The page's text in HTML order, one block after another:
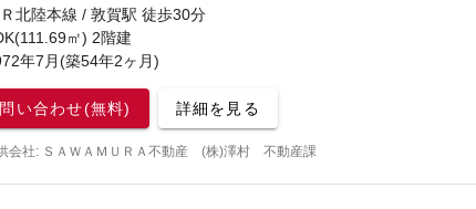
Ｒ北陸本線 / 敦賀駅 徒歩30分
㎡) 2階建
年7月(築54年2ヶ月)
い合わせ(無料) 詳細を見る
会社: ＳＡＷＡＭＵＲＡ不動産 (株)澤村 不動産課